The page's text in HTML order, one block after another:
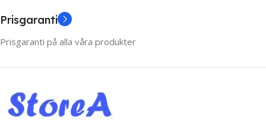
Prisgaranti
Prisgaranti på alla våra produkter